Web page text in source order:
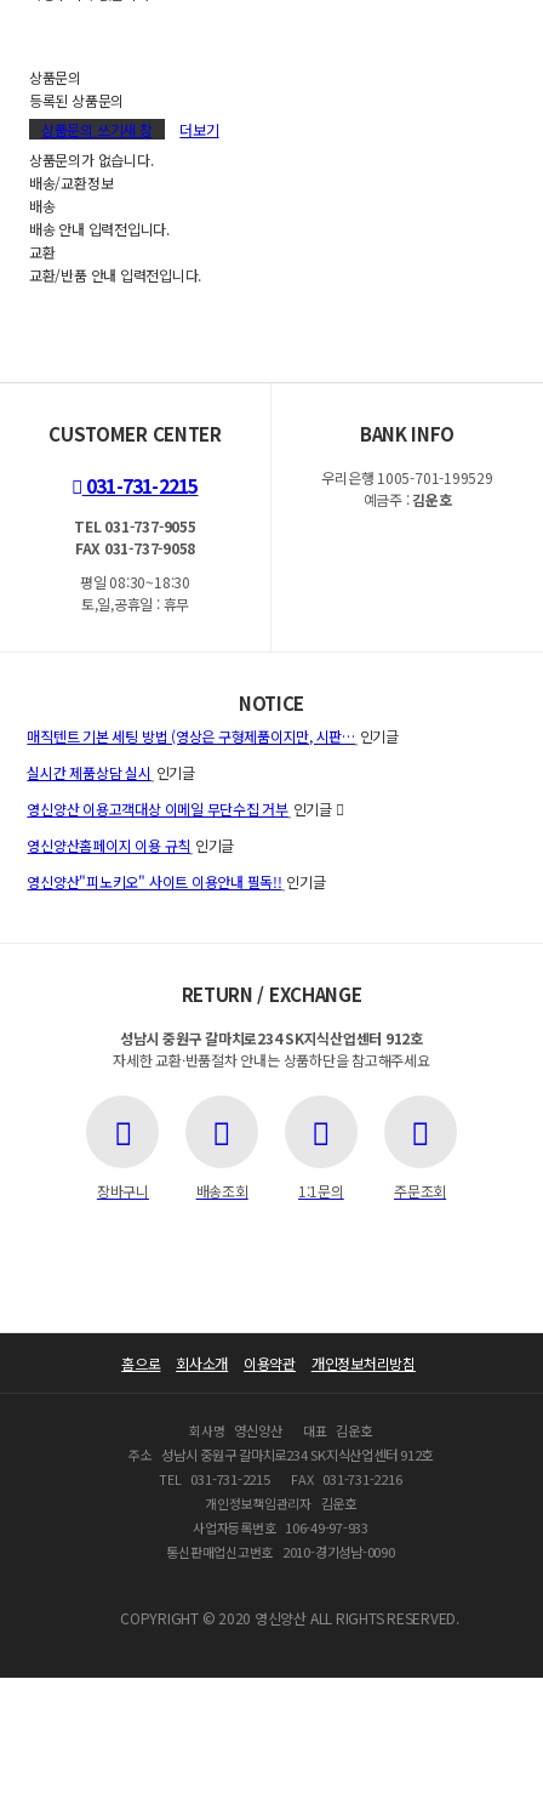
상품문의
등록된 상품문의
상품문의 쓰기새 창
더보기
상품문의가 없습니다.
배송/교환정보
배송
배송 안내 입력전입니다.
교환
교환/반품 안내 입력전입니다.
CUSTOMER CENTER
031-731-2215
TEL 031-737-9055
FAX 031-737-9058
평일 08:30~18:30
토,일,공휴일 : 휴무
BANK INFO
우리은행 1005-701-199529
예금주 :김운호
NOTICE
매직텐트 기본 세팅 방법 (영상은 구형제품이지만, 시판… 인기글
실시간 제품상담 실시 인기글
영신양산 이용고객대상 이메일 무단수집 거부 인기글
영신양산홈페이지 이용 규칙 인기글
영신양산"피노키오" 사이트 이용안내 필독!! 인기글
RETURN / EXCHANGE
성남시 중원구 갈마치로234 SK지식산업센터 912호
자세한 교환·반품절차 안내는 상품하단을 참고해주세요
장바구니 배송조회 1:1문의 주문조회
홈으로 회사소개 이용약관 개인정보처리방침
회사명 영신양산 대표 김운호
주소 성남시 중원구 갈마치로234 SK지식산업센터 912호
TEL
031-731-2215 FAX 031-731-2216
개인정보책임관리자 김운호
사업자등록번호 106-49-97-933
통신판매업신고번호 2010-경기성남-0090
COPYRIGHT © 2020 영신양산 ALL RIGHTS RESERVED.